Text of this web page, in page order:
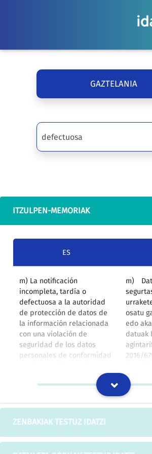
GAZTELANIA
ITZULPEN-MEMORIAK
ES
m) La notificación
incompleta, tardía o
defectuosa a la autoridad
de protección de datos de
la información relacionada
con una violación de
seguridad de los datos
personales de conformidad
artículo 33 del Reglamento
(UE) 2016/679.
m)
osatu
edo
datuak
2016/
3/2018 Lege Organikoa, Datu
Eskubide Digitalak
LAS NOTIFICACIONES
ZENBAKIAK TESTUZ IDATZI